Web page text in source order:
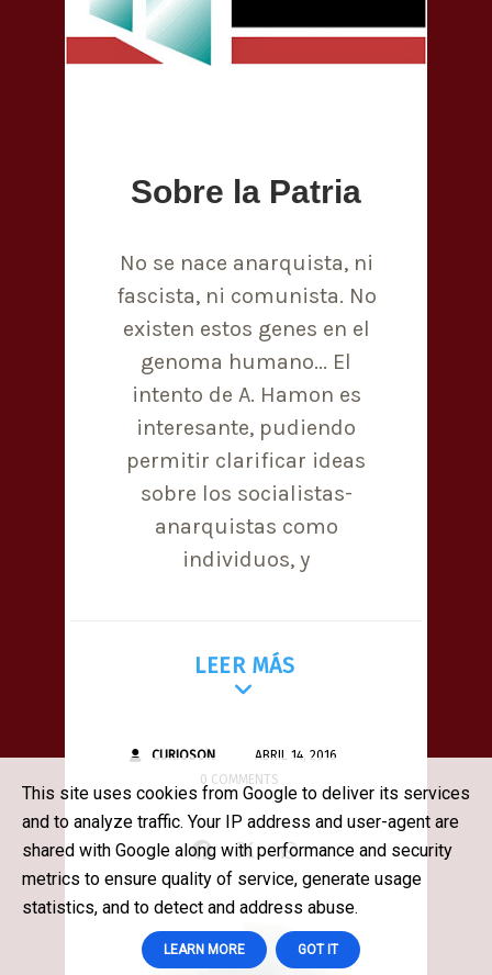
Sobre la Patria
No se nace anarquista, ni
fascista, ni comunista. No
existen estos genes en el
genoma humano... El
intento de A. Hamon es
interesante, pudiendo
permitir clarificar ideas
sobre los socialistas-
anarquistas como
individuos, y
LEER MÁS
CURIOSON
ABRIL 14, 2016
0 COMMENTS
This site uses cookies from Google to deliver its services
and to analyze traffic. Your IP address and user-agent are
shared with Google along with performance and security
metrics to ensure quality of service, generate usage
statistics, and to detect and address abuse.
LEARN MORE GOT IT